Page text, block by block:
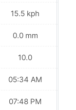
15.5 kph
0.0 mm
10.0
05:34 AM
07:48 PM